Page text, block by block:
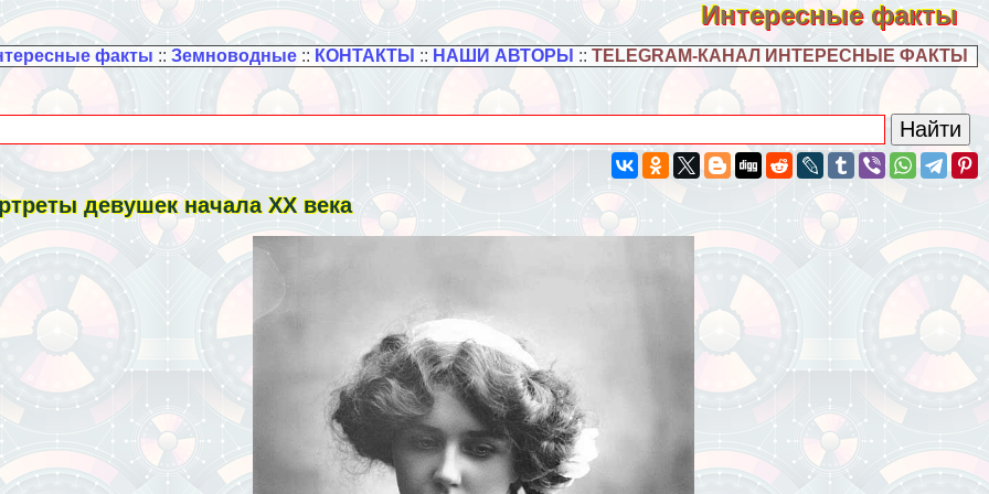
Интересные факты
факты :: Земноводные:: КОНТАКТЫ :: НАШИ АВТОРЫ :: TELEGRAM-КАНАЛ ИНТЕРЕСНЫЕ ФАКТЫ
дeвyшек начала XX века